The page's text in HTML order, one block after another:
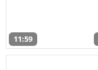
11:59